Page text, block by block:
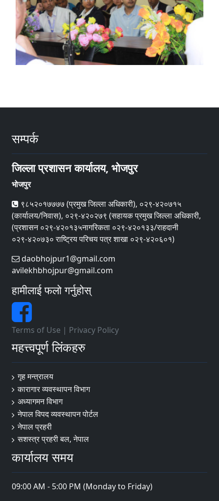
सम्पर्क
जिल्ला प्रशासन कार्यालय, भोजपुर
भोजपुर
९८५२०१७७७७ (प्रमुख जिल्ला अधिकारी), ०२९-४२०७१५
(कार्यालय/निवास), ०२९-४२०२७९ (सहायक प्रमुख जिल्ला अधिकारी,
(प्रशासन ०२९-४२०१३५नागरिकता ०२९-४२०१३३/राहदानी
०२९-४२०७३० राष्ट्रिय परिचय पत्र शाखा ०२९-४२०६०१)
daobhojpur1@gmail.com
avilekhbhojpur@gmail.com
हामीलाई फलो गर्नुहोस्
Terms of Use | Privacy Policy
महत्त्वपूर्ण लिंकहरु
गृह मन्त्रालय
कारागार व्यवस्थापन विभाग
अध्यागमन विभाग
नेपाल विपद व्यवस्थापन पोर्टल
नेपाल प्रहरी
सशस्त्र प्रहरी बल, नेपाल
कार्यालय समय
09:00 AM - 5:00 PM (Monday to Friday)